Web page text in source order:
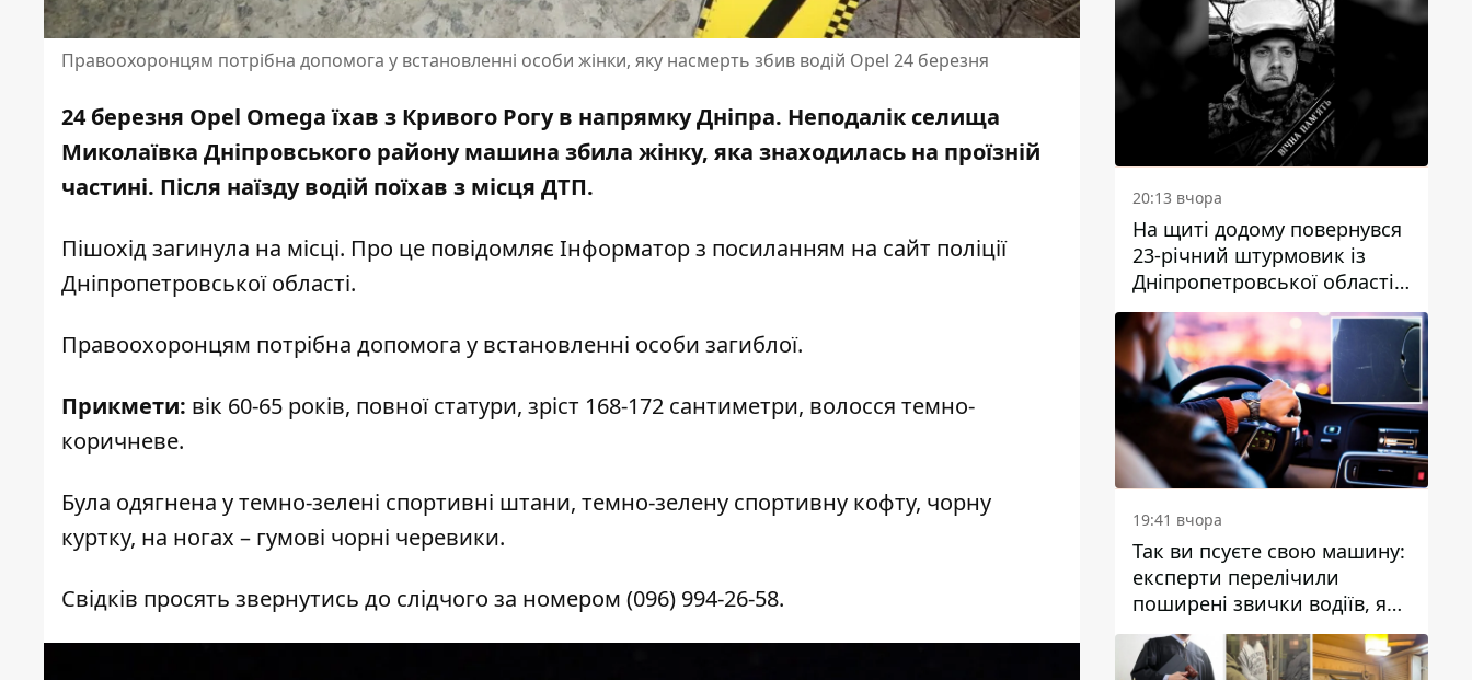
Правоохоронцям потрібна допомога у встановленні особи жінки, яку насмерть збив водій Opel 24 березня
24 березня Opel Omega їхав з Кривого Рогу в напрямку Дніпра. Неподалік селища
Миколаївка Дніпровського району машина збила жінку, яка знаходилась на проїзній
частині. Після наїзду водій поїхав з місця ДТП.
Пішохід загинула на місці. Про це повідомляє Інформатор з посиланням на сайт поліції
Дніпропетровської області.
Правоохоронцям потрібна допомога у встановленні особи загиблої.
Прикмети: вік 60-65 років, повної статури, зріст 168-172 сантиметри, волосся темно-
коричневе.
Була одягнена у темно-зелені спортивні штани, темно-зелену спортивну кофту, чорну
куртку, на ногах – гумові чорні черевики.
Свідків просять звернутись до слідчого за номером (096) 994-26-58.
20:13 вчора
На щиті додому повернувся
23-річний штурмовик із
Дніпропетровської області
Богдан Бескровний
19:41 вчора
Так ви псуєте свою машину:
експерти перелічили
поширені звички водіїв, які
насправді шкодять
автомобілю